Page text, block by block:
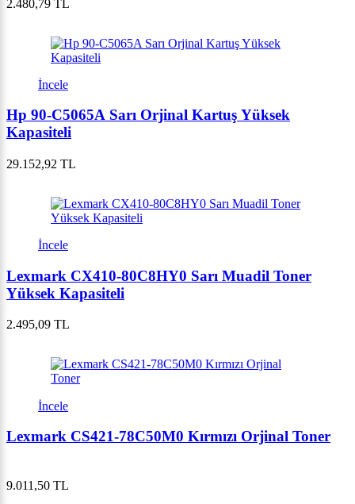
2.480,79 TL
İncele
Hp 90-C5065A Sarı Orjinal Kartuş Yüksek
Kapasiteli
29.152,92 TL
İncele
Lexmark CX410-80C8HY0 Sarı Muadil Toner
Yüksek Kapasiteli
2.495,09 TL
İncele
Lexmark CS421-78C50M0 Kırmızı Orjinal Toner
9.011,50 TL